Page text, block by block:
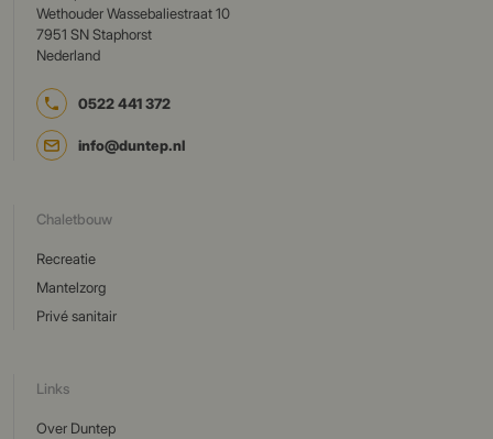
Wethouder Wassebaliestraat 10
7951 SN Staphorst
Nederland
0522 441 372
info@duntep.nl
Chaletbouw
Recreatie
Mantelzorg
Privé sanitair
Links
Over Duntep